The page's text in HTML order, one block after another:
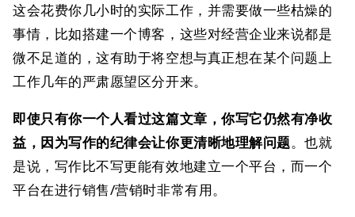
这会花费你几小时的实际工作，并需要做一些枯燥的
事情，比如搭建一个博客，这些对经营企业来说都是
微不足道的，这有助于将空想与真正想在某个问题上
工作几年的严肃愿望区分开来。
即使只有你一个人看过这篇文章，你写它仍然有净收
益，因为写作的纪律会让你更清晰地理解问题。也就
是说，写作比不写更能有效地建立一个平台，而一个
平台在进行销售/营销时非常有用。